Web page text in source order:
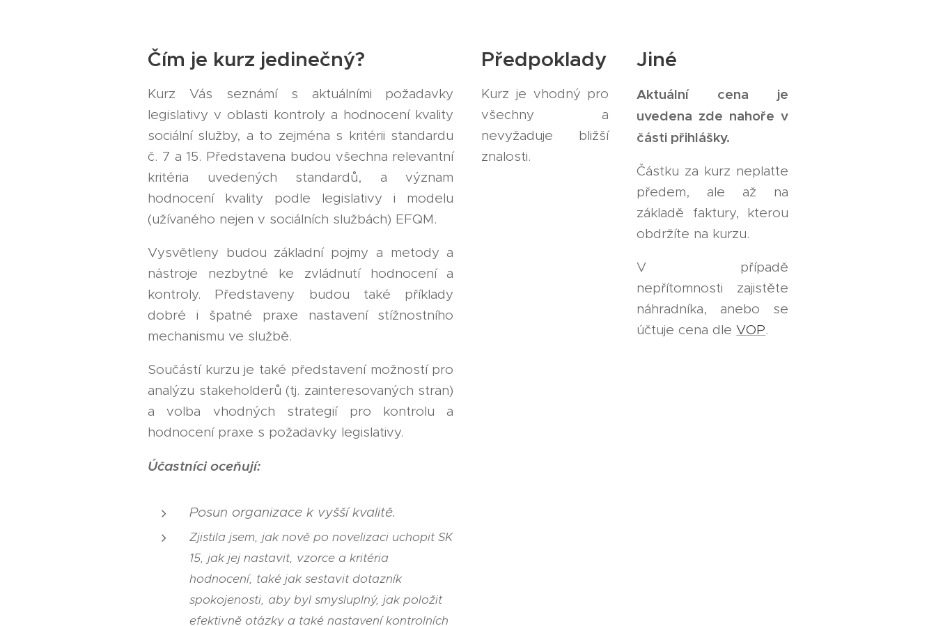
Čím je kurz jedinečný?
Kurz Vás seznámí s aktuálními požadavky
legislativy v oblasti kontroly a hodnocení kvality
sociální služby, a to zejména s kritérii standardu
č. 7 a 15. Představena budou všechna relevantní
kritéria uvedených standardů, a význam
hodnocení kvality podle legislativy i modelu
(užívaného nejen v sociálních službách) EFQM.
Vysvětleny budou základní pojmy a metody a
nástroje nezbytné ke zvládnutí hodnocení a
kontroly. Představeny budou také příklady
dobré i špatné praxe nastavení stížnostního
mechanismu ve službě.
Součástí kurzu je také představení možností pro
analýzu stakeholderů (tj. zainteresovaných stran)
a volba vhodných strategií pro kontrolu a
hodnocení praxe s požadavky legislativy.
Účastníci oceňují:
Posun organizace k vyšší kvalitě.
Zjistila jsem, jak nově po novelizaci uchopit SK
15, jak jej nastavit, vzorce a kritéria
hodnocení, také jak sestavit dotazník
spokojenosti, aby byl smysluplný, jak položit
efektivně otázky a také nastavení kontrolních
Předpoklady
Kurz je vhodný pro
všechny a
nevyžaduje bližší
znalosti.
Jiné
Aktuální cena je
uvedena zde nahoře v
části přihlášky.
Částku za kurz neplaťte
předem, ale až na
základě faktury, kterou
obdržíte na kurzu.
V případě
nepřítomnosti zajistěte
náhradníka, anebo se
účtuje cena dleVOP.